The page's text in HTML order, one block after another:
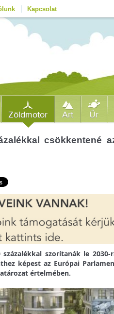
Kapcsolat
Zöldmotor Art Űr
csökkentené
szorítanák le
képest az Európai
értelmében.